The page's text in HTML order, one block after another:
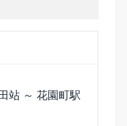
站 ～ 花園町駅